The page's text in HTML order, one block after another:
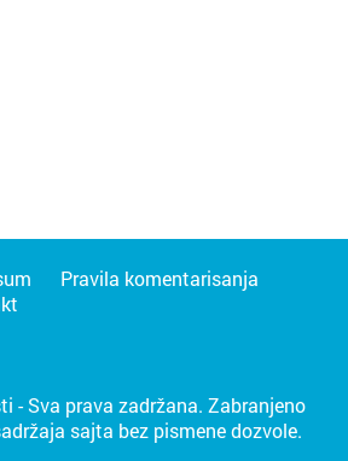
Pravila komentarisanja
- Sva prava zadržana. Zabranjeno
sajta bez pismene dozvole.